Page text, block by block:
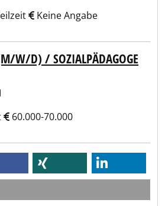
Keine Angabe
W/D) / SOZIALPÄDAGOGE
60.000-70.000